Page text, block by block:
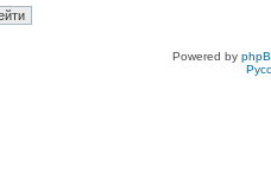
Powered by